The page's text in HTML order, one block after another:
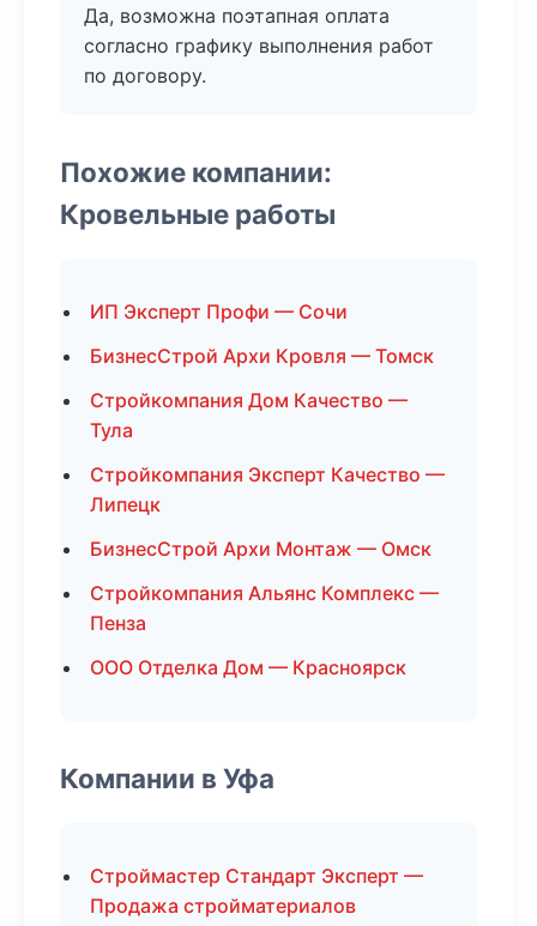
Да, возможна поэтапная оплата
согласно графику выполнения работ
по договору.
Похожие компании:
Кровельные работы
ИП Эксперт Профи — Сочи
БизнесСтрой Архи Кровля — Томск
Стройкомпания Дом Качество —
Тула
Стройкомпания Эксперт Качество —
Липецк
БизнесСтрой Архи Монтаж — Омск
Стройкомпания Альянс Комплекс —
Пенза
ООО Отделка Дом — Красноярск
Компании в Уфа
Строймастер Стандарт Эксперт —
Продажа стройматериалов